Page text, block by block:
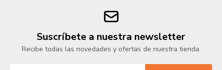
Suscríbete a nuestra newsletter
Recibe todas las novedades y ofertas de nuestra tienda.